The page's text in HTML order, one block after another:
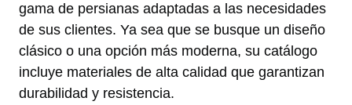
gama de persianas adaptadas a las necesidades
de sus clientes. Ya sea que se busque un diseño
clásico o una opción más moderna, su catálogo
incluye materiales de alta calidad que garantizan
durabilidad y resistencia.